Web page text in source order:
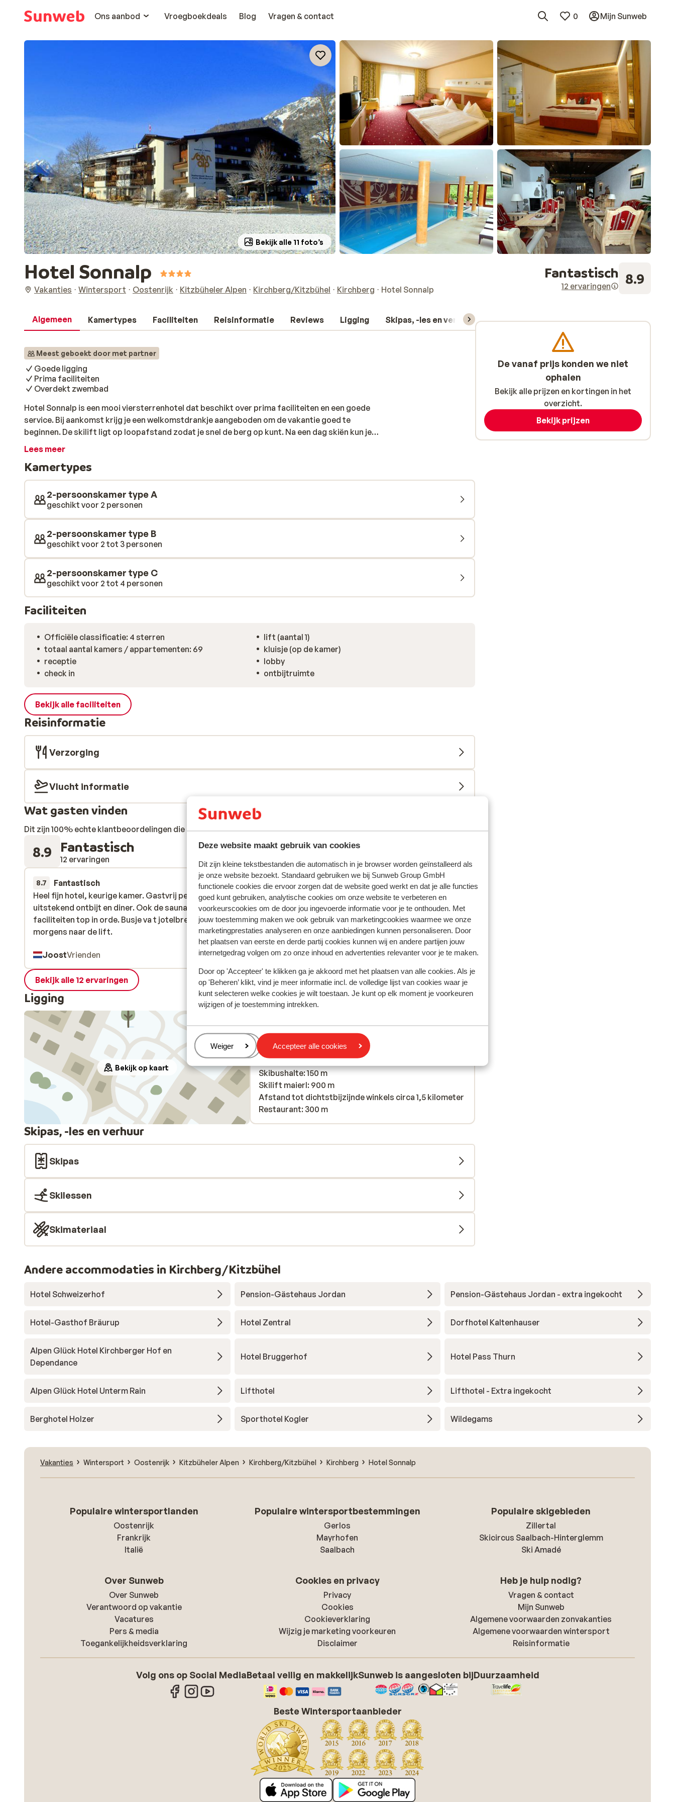
Deze website maakt gebruik van cookies
Dit zijn kleine tekstbestanden die automatisch in je browser worden geïnstalleerd als
je onze website bezoekt. Standaard gebruiken we bij Sunweb Group GmbH
functionele cookies die ervoor zorgen dat de website goed werkt en dat je alle functies
goed kunt gebruiken, analytische cookies om onze website te verbeteren en
voorkeurscookies om de door jou ingevoerde informatie voor je te onthouden. Met
jouw toestemming maken we ook gebruik van marketingcookies waarmee we onze
marketingprestaties analyseren en onze aanbiedingen kunnen personaliseren. Door
het plaatsen van eerste en derde partij cookies kunnen wij en andere partijen jouw
internetgedrag volgen om zo onze inhoud en advertenties relevanter voor je te maken.
Door op 'Accepteer' te klikken ga je akkoord met het plaatsen van alle cookies. Als je
op 'Beheren’ klikt, vind je meer informatie incl. de volledige lijst van cookies waar je
kunt selecteren welke cookies je wilt toestaan. Je kunt op elk moment je voorkeuren
wijzigen of je toestemming intrekken.
Beheren
Weiger Accepteer alle cookies
Ons aanbod
Vroegboekdeals Blog Vragen & contact 0 Mijn Sunweb
Bekijk alle 11 foto’s
Hotel Sonnalp
Vakanties Wintersport Oostenrijk Kitzbüheler Alpen Kirchberg/Kitzbühel Kirchberg Hotel Sonnalp
Fantastisch
12 ervaringen 8.9
Algemeen Kamertypes Faciliteiten Reisinformatie Reviews Ligging Skipas, -les en verhuur
Meest geboekt door met partner
Goede ligging
Prima faciliteiten
Overdekt zwembad
Hotel Sonnalp is een mooi viersterrenhotel dat beschikt over prima faciliteiten en een goede
service. Bij aankomst krijg je een welkomstdrankje aangeboden om de vakantie goed te
beginnen. De skilift ligt op loopafstand zodat je snel de berg op kunt. Na een dag skiën kun je
hier heerlijk ontspannen in de mooie wellnessruimte met onder ander de sauna, het Turks
zodat je na een goede nachtrust weer fit de piste op kunt. Hotel Sonnalp is een echte aanrader
voor iedere wintersportliefhebber!
Lees meer
Kamertypes
2-persoonskamer type A
geschikt voor 2 personen
2-persoonskamer type B
geschikt voor 2 tot 3 personen
2-persoonskamer type C
geschikt voor 2 tot 4 personen
Faciliteiten
Officiële classificatie: 4 sterren
totaal aantal kamers / appartementen: 69
receptie
check in
lift (aantal 1)
kluisje (op de kamer)
lobby
ontbijtruimte
Bekijk alle faciliteiten
Reisinformatie
Verzorging
Vlucht informatie
Wat gasten vinden
Dit zijn 100% echte klantbeoordelingen die hun ervaring met ons product oprecht weergeven.Meer over reviews
8.9 Fantastisch
12 ervaringen Meest geboekt door met partner
8.7 Fantastisch
21 mrt. 2026
Heel fijn hotel, keurige kamer. Gastvrij personeel en
uitstekend ontbijt en diner. Ook de sauna en zwembad
faciliteiten top in orde. Busje va t jotelbremgt je ‘s
morgens naar de lift.
Heel fijn hotel, keurige kamer. Gastvrij personeel en
uitstekend ontbijt en diner. Ook de sauna en zwembad
faciliteiten top in orde. Busje va t jotelbremgt je ‘s
morgens naar de lift.
JoostVrienden
6.7 Goed
6 feb. 2026
De kamers zijn aan vernieuwing toe. De welness is
volledig vernieuwd. Het eten inbuet restaurant is meer
basis. Niet slecht maar ook niet echt typisch
Oostenrijks meer Slavisch. De barman had er niet veel
zin in. Gelukkig is het zijn laatste jaar.
De kamers zijn aan vernieuwing toe. De welness is
volledig vernieuwd. Het eten inbuet restaurant is meer
basis. Niet slecht maar ook niet echt typisch
Oostenrijks meer Slavisch. De barman had er niet veel
zin in. Gelukkig is het zijn laatste jaar.
AnoniemVrienden
Bekijk alle 12 ervaringen
Ligging
Bekijk op kaart
Afstanden
Afstand tot centrum: circa 1,5 kilometer
Luchthaven innsbruck: 90 km
Langlaufloipe: 1 km
Skibushalte: 150 m
Skilift maierl: 900 m
Afstand tot dichtstbijzijnde winkels circa 1,5 kilometer
Restaurant: 300 m
Skipas, -les en verhuur
Skipas
Skilessen
Skimateriaal
De vanaf prijs konden we niet
ophalen
Bekijk alle prijzen en kortingen in het
overzicht.
Bekijk prijzen
Andere accommodaties in Kirchberg/Kitzbühel
Hotel Schweizerhof Pension-Gästehaus Jordan Pension-Gästehaus Jordan - extra ingekocht
Hotel-Gasthof Bräurup Hotel Zentral Dorfhotel Kaltenhauser
Alpen Glück Hotel Kirchberger Hof en
Dependance
Hotel Bruggerhof Hotel Pass Thurn
Alpen Glück Hotel Unterm Rain Lifthotel Lifthotel - Extra ingekocht
Berghotel Holzer Sporthotel Kogler Wildegams
Vakanties Wintersport Oostenrijk Kitzbüheler Alpen Kirchberg/Kitzbühel Kirchberg Hotel Sonnalp
Populaire wintersportlanden
Oostenrijk
Frankrijk
Italië
Populaire wintersportbestemmingen
Gerlos
Mayrhofen
Saalbach
Populaire skigebieden
Zillertal
Skicircus Saalbach-Hinterglemm
Ski Amadé
Over Sunweb
Over Sunweb
Verantwoord op vakantie
Vacatures
Pers & media
Toegankelijkheidsverklaring
Cookies en privacy
Privacy
Cookies
Cookieverklaring
Wijzig je marketing voorkeuren
Disclaimer
Heb je hulp nodig?
Vragen & contact
Mijn Sunweb
Algemene voorwaarden zonvakanties
Algemene voorwaarden wintersport
Reisinformatie
Volg ons op Social MediaBetaal veilig en makkelijkSunweb is aangesloten bijDuurzaamheid
Beste Wintersportaanbieder